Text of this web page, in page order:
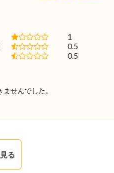
1
0.5
0.5
せんでした。
る